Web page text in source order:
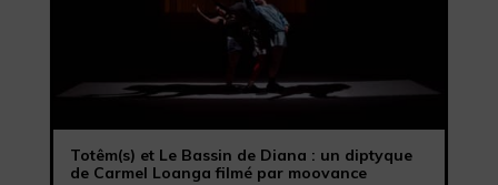
Totêm(s) et Le Bassin de Diana : un diptyque
de Carmel Loanga filmé par moovance